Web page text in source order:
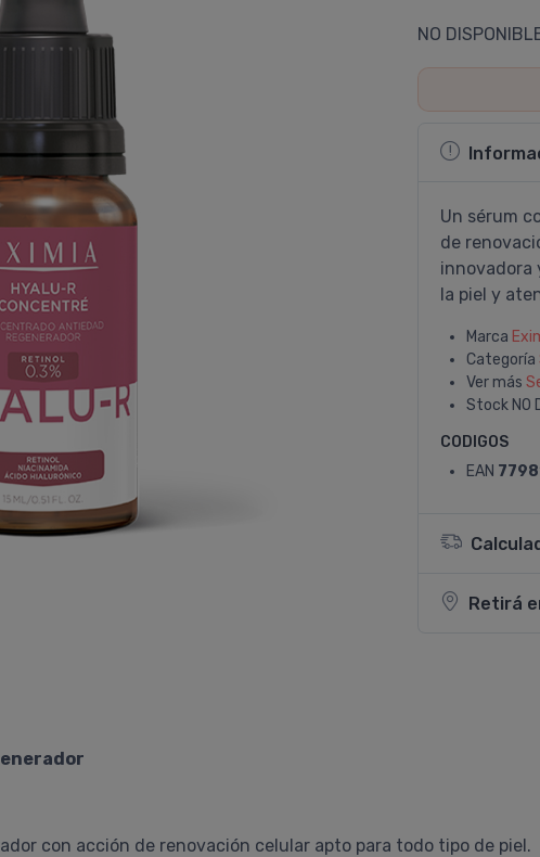
NO
Un sérum
de
innovadora
la piel y
Marca
Categoría
Ver más
Stock NO
CODIGOS
EAN
Retirá
con acción de renovación celular apto para todo tipo de piel.